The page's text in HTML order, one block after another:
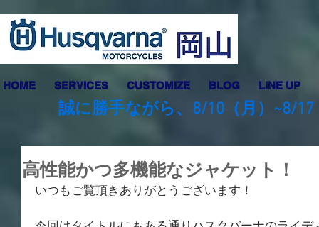
HOME SERVICES CUSTOMIZE BLOG LINE UP
誠に勝手ながら、8/10（月）~8/
高性能かつ多機能なジャケット！
いつもご覧頂きありがとうございます！